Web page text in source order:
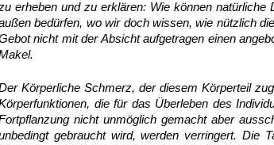
erheben und zu erklären: Wie können
bedürfen, wo wir doch wissen, wie nützlich
nicht mit der Absicht aufgetragen einen
Körperliche Schmerz, der diesem Körperteil
die für das Überleben des
nicht unmöglich gemacht aber
gebraucht wird, werden verringert. Die